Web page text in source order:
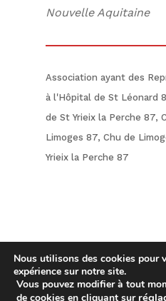
Nouvelle Aquitaine
Association ayant des
à l'Hôpital de St Léonard
de St Yrieix la Perche 87,
Limoges 87, Chu de
Yrieix la Perche 87
Mentions légales
Nous utilisons des cookies pour
expérience sur notre site.
Vous pouvez modifier à tout
de cookies en cliquant sur